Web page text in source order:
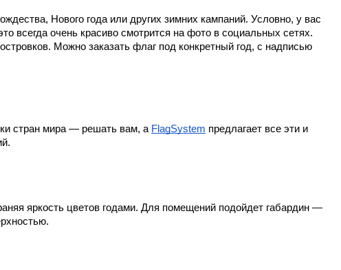
Нового года или других зимних кампаний. Условно, у вас
всегда очень красиво смотрится на фото в социальных сетях.
Можно заказать флаг под конкретный год, с надписью
стран мира — решать вам, а FlagSystem предлагает все эти и
яркость цветов годами. Для помещений подойдет габардин —